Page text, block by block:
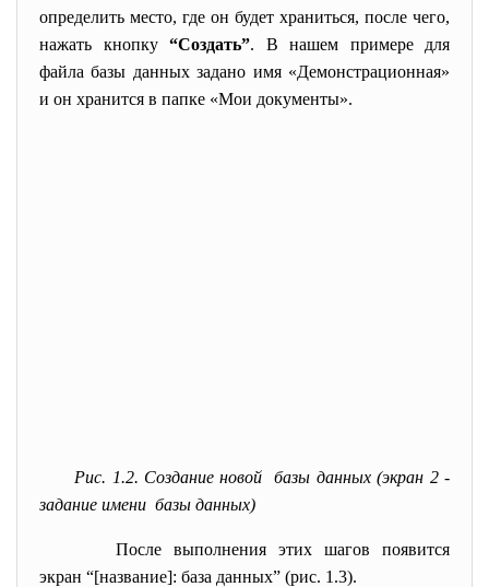
определить место, где он будет храниться, после чего,
нажать кнопку “Создать”. В нашем примере для
файла базы данных задано имя «Демонстрационная»
и он хранится в папке «Мои документы».
Рис. 1.2. Создание новой базы данных (экран 2 -
задание имени базы данных)
После выполнения этих шагов появится
экран “[название]: база данных” (рис. 1.3).